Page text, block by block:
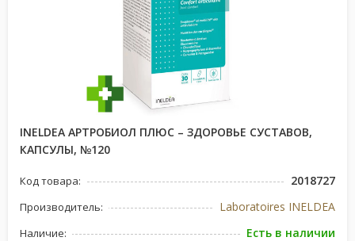
INELDEA АРТРОБИОЛ ПЛЮС – ЗДОРОВЬЕ СУСТАВОВ,
КАПСУЛЫ, №120
Код товара: 2018727
Производитель: Laboratoires INELDEA
Наличие: Есть в наличии